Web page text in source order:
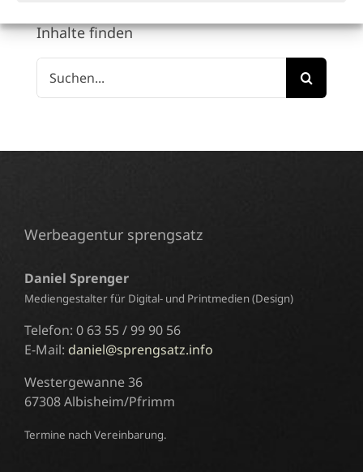
Inhalte finden
Suche
nach:
Werbeagentur sprengsatz
Daniel Sprenger
Mediengestalter für Digital- und Printmedien (Design)
Telefon: 0 63 55 / 99 90 56
E-Mail: daniel@sprengsatz.info
Westergewanne 36
67308 Albisheim/Pfrimm
Termine nach Vereinbarung.